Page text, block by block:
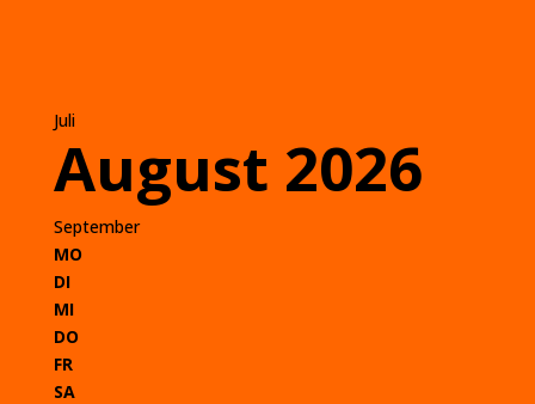
Juli
August 2026
September
MO
DI
MI
DO
FR
SA